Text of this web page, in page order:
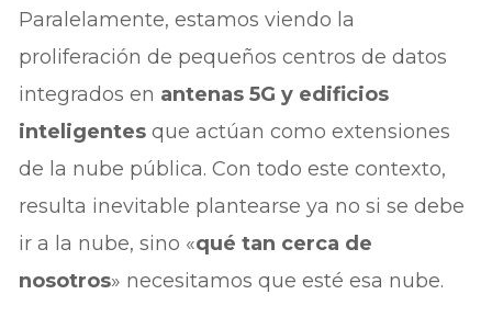
Paralelamente, estamos viendo la
proliferación de pequeños centros de datos
integrados en antenas 5G y edificios
inteligentesque actúan como extensiones
de la nube pública. Con todo este contexto,
resulta inevitable plantearse ya no si se debe
ir a la nube, sino «qué tan cerca de
nosotros» necesitamos que esté esa nube.